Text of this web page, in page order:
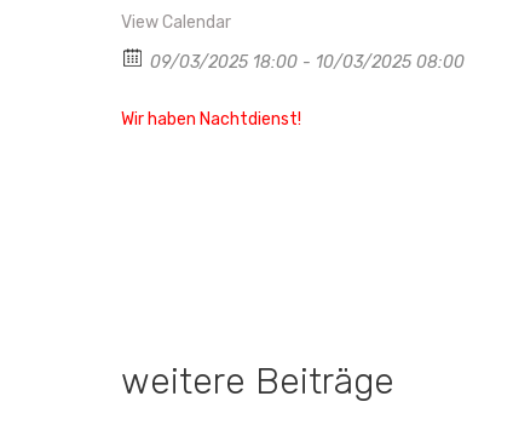
View Calendar
09/03/2025 18:00 - 10/03/2025 08:00
Wir haben Nachtdienst!
weitere Beiträge